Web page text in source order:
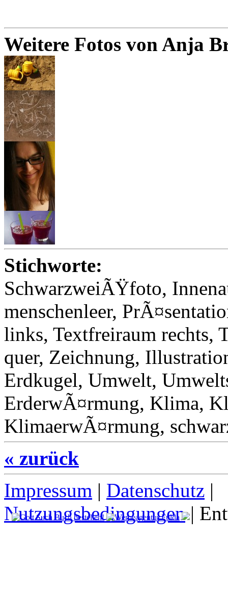
Weitere Fotos von Anja
Stichworte:
SchwarzweiÃŸfoto,
menschenleer,
links, Textfreiraum rechts,
quer, Zeichnung,
Erdkugel, Umwelt,
ErderwÃ¤rmung, Klima,
KlimaerwÃ¤rmung,
« zurück
Impressum | Datenschutz |
Nutzungsbedingungen|